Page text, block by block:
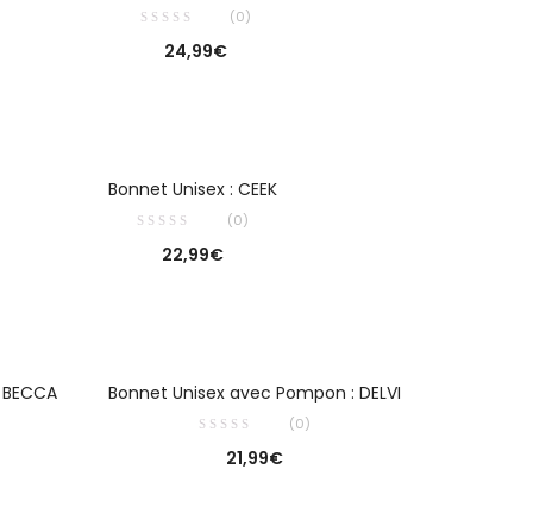
(0)
24,99€
Bonnet Unisex : CEEK
(0)
22,99€
Bonnet Unisex avec Pompon : DELVI
(0)
21,99€